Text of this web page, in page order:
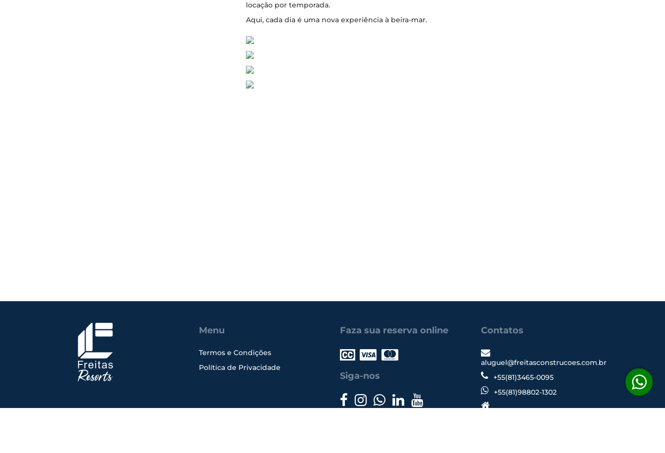
locação por temporada.
Aqui, cada dia é uma nova experiência à beira-mar.
Menu
Termos e Condições
Política de Privacidade
Faza sua reserva online
Siga-nos
Contatos
aluguel@freitasconstrucoes.com.br
+55(81)3465-0095
+55(81)98802-1302